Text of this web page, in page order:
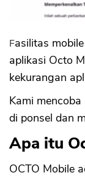
Fasilitas mobile banking di bank CIMB Niaga adalah
aplikasi Octo
kekurangan
Kami
di ponsel dan
Apa itu
OCTO Mobile